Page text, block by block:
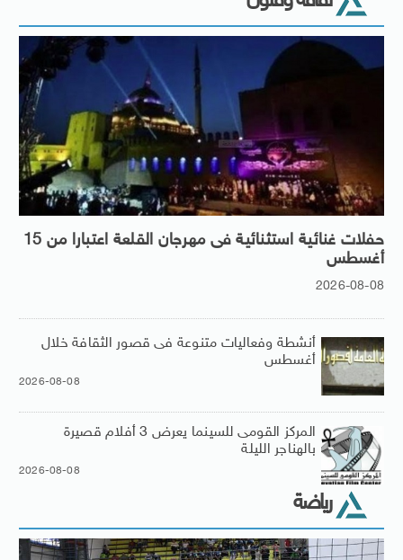
حفلات غنائية استثنائية فى مهرجان القلعة اعتبارا من 15
أغسطس
2026-08-08
أنشطة وفعاليات متنوعة فى قصور الثقافة خلال
أغسطس
2026-08-08
المركز القومى للسينما يعرض 3 أفلام قصيرة
بالهناجر الليلة
2026-08-08
رياضة